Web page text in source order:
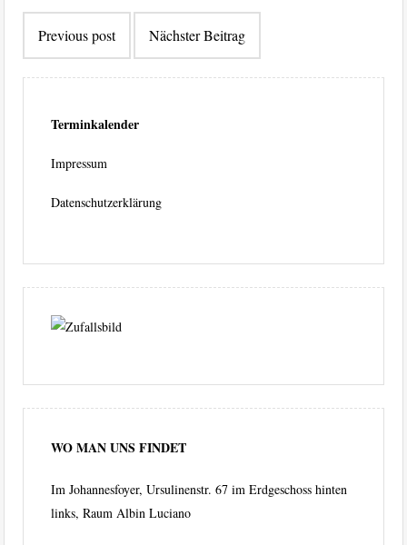
Previous post Nächster Beitrag
Terminkalender
Impressum
Datenschutzerklärung
WO MAN UNS FINDET
Im Johannesfoyer, Ursulinenstr. 67 im Erdgeschoss hinten
links, Raum Albin Luciano